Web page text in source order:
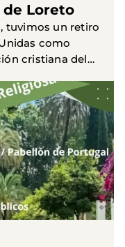
Loreto
tuvimos un retiro
como
cristiana del